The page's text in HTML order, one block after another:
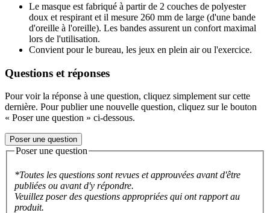
Le masque est fabriqué à partir de 2 couches de polyester
doux et respirant et il mesure 260 mm de large (d'une bande
d'oreille à l'oreille). Les bandes assurent un confort maximal
lors de l'utilisation.
Convient pour le bureau, les jeux en plein air ou l'exercice.
Questions et réponses
Pour voir la réponse à une question, cliquez simplement sur cette
dernière. Pour publier une nouvelle question, cliquez sur le bouton
« Poser une question » ci-dessous.
Poser une question
Poser une question
*Toutes les questions sont revues et approuvées avant d'être
publiées ou avant d'y répondre.
Veuillez poser des questions appropriées qui ont rapport au
produit.